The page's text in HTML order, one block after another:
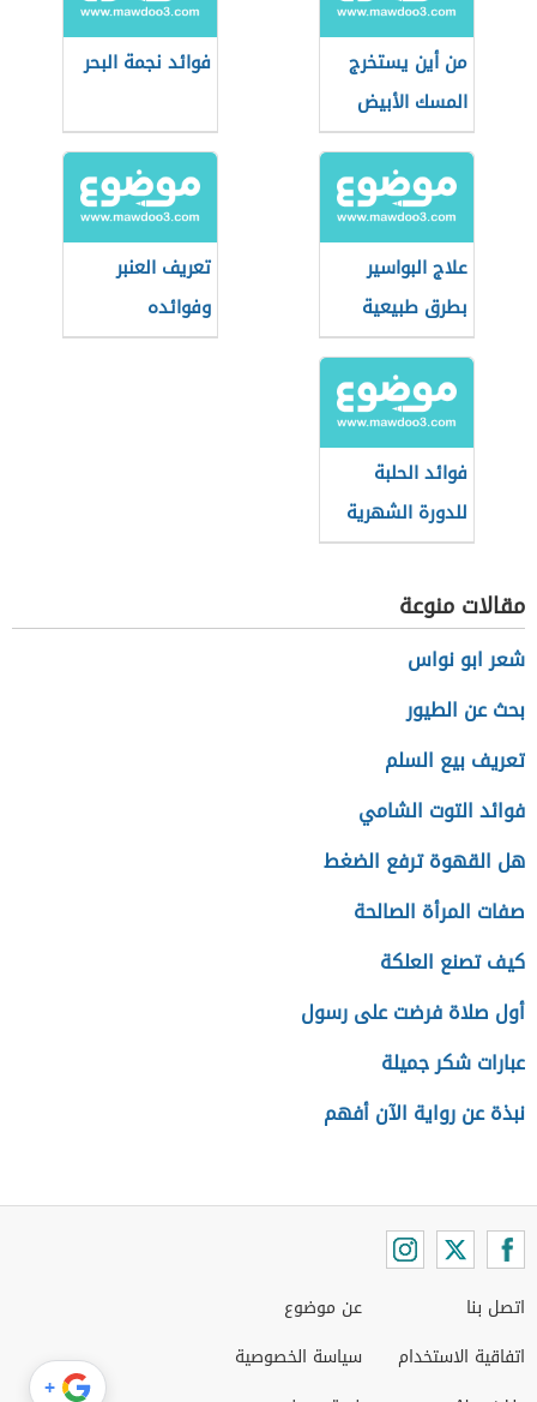
من أين يستخرج
المسك الأبيض
فوائد نجمة البحر
علاج البواسير
بطرق طبيعية
تعريف العنبر
وفوائده
فوائد الحلبة
للدورة الشهرية
للنساء
مقالات منوعة
شعر ابو نواس
بحث عن الطيور
تعريف بيع السلم
فوائد التوت الشامي
هل القهوة ترفع الضغط
صفات المرأة الصالحة
كيف تصنع العلكة
أول صلاة فرضت على رسول
عبارات شكر جميلة
نبذة عن رواية الآن أفهم
اتصل بنا
اتفاقية الاستخدام
عن موضوع
سياسة الخصوصية
+